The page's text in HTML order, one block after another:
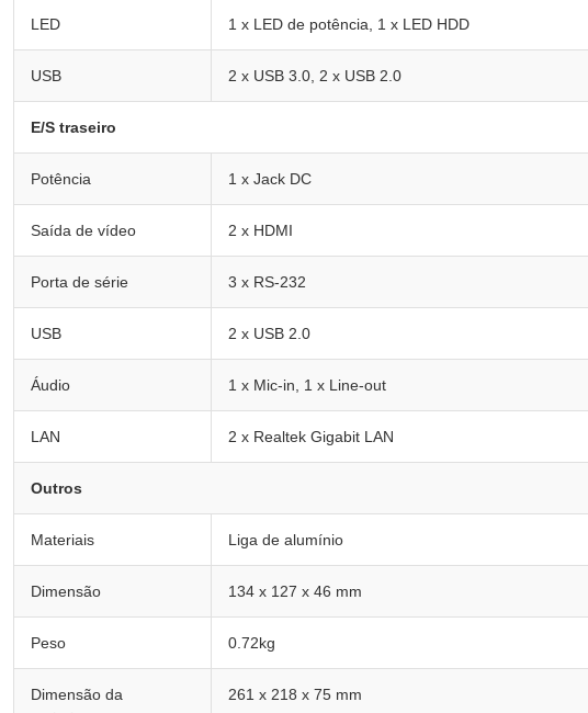
LED 1 x LED de potência, 1 x LED HDD
USB 2 x USB 3.0, 2 x USB 2.0
E/S traseiro
Potência 1 x Jack DC
Saída de vídeo 2 x HDMI
Porta de série 3 x RS-232
USB 2 x USB 2.0
Áudio 1 x Mic-in, 1 x Line-out
LAN 2 x Realtek Gigabit LAN
Outros
Materiais Liga de alumínio
Dimensão 134 x 127 x 46 mm
Peso 0.72kg
Dimensão da
261 x 218 x 75 mm